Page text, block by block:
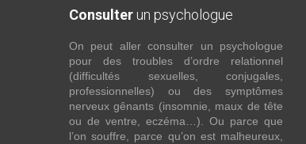
Consulter un psychologue
On peut aller consulter un psychologue
pour des troubles d’ordre relationnel
(difficultés sexuelles, conjugales,
professionnelles) ou des symptômes
nerveux gênants (insomnie, maux de tête
ou de ventre, eczéma…). Ou parce que
l’on souffre, parce qu’on est malheureux,